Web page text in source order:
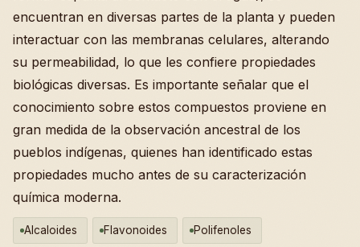
encuentran en diversas partes de la planta y pueden
interactuar con las membranas celulares, alterando
su permeabilidad, lo que les confiere propiedades
biológicas diversas. Es importante señalar que el
conocimiento sobre estos compuestos proviene en
gran medida de la observación ancestral de los
pueblos indígenas, quienes han identificado estas
propiedades mucho antes de su caracterización
química moderna.
Alcaloides Flavonoides Polifenoles